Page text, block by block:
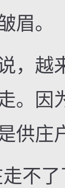
眉。
越
。因
供庄
了